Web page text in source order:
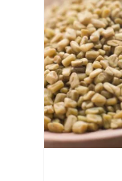
produits
produits